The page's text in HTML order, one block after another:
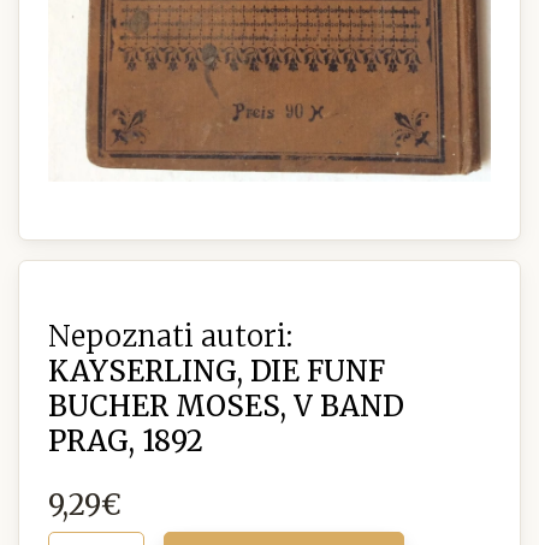
Nepoznati autori:
KAYSERLING, DIE FUNF
BUCHER MOSES, V BAND
PRAG, 1892
9,29€